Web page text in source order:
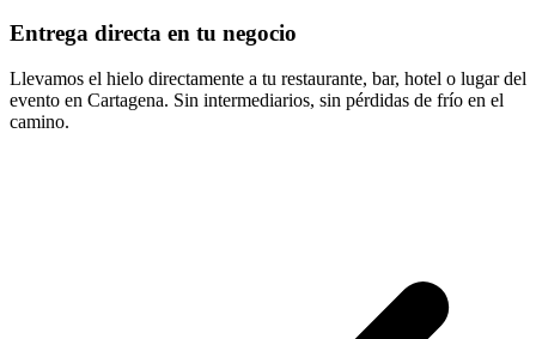
Entrega directa en tu negocio
Llevamos el hielo directamente a tu restaurante, bar, hotel o lugar del
evento en Cartagena. Sin intermediarios, sin pérdidas de frío en el
camino.